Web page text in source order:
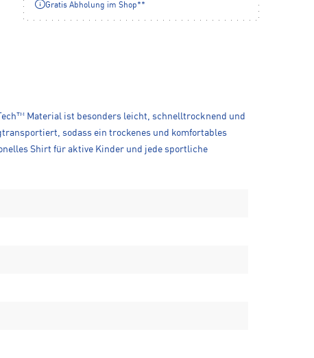
Gratis Abholung im Shop**
Material ist besonders leicht, schnelltrocknend und
sodass ein trockenes und komfortables
Shirt für aktive Kinder und jede sportliche